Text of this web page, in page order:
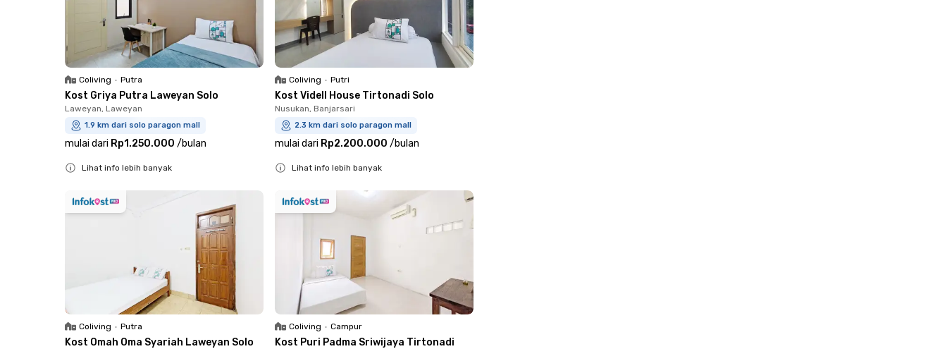
Coliving • Putra
Kost Griya Putra Laweyan Solo
Laweyan, Laweyan
1.9 km dari solo paragon mall
mulai dari Rp1.250.000 /bulan
Lihat info lebih banyak
Coliving • Putri
Kost Videll House Tirtonadi Solo
Nusukan, Banjarsari
2.3 km dari solo paragon mall
mulai dari Rp2.200.000 /bulan
Lihat info lebih banyak
Coliving • Putra
Kost Omah Oma Syariah Laweyan Solo
Coliving • Campur
Kost Puri Padma Sriwijaya Tirtonadi